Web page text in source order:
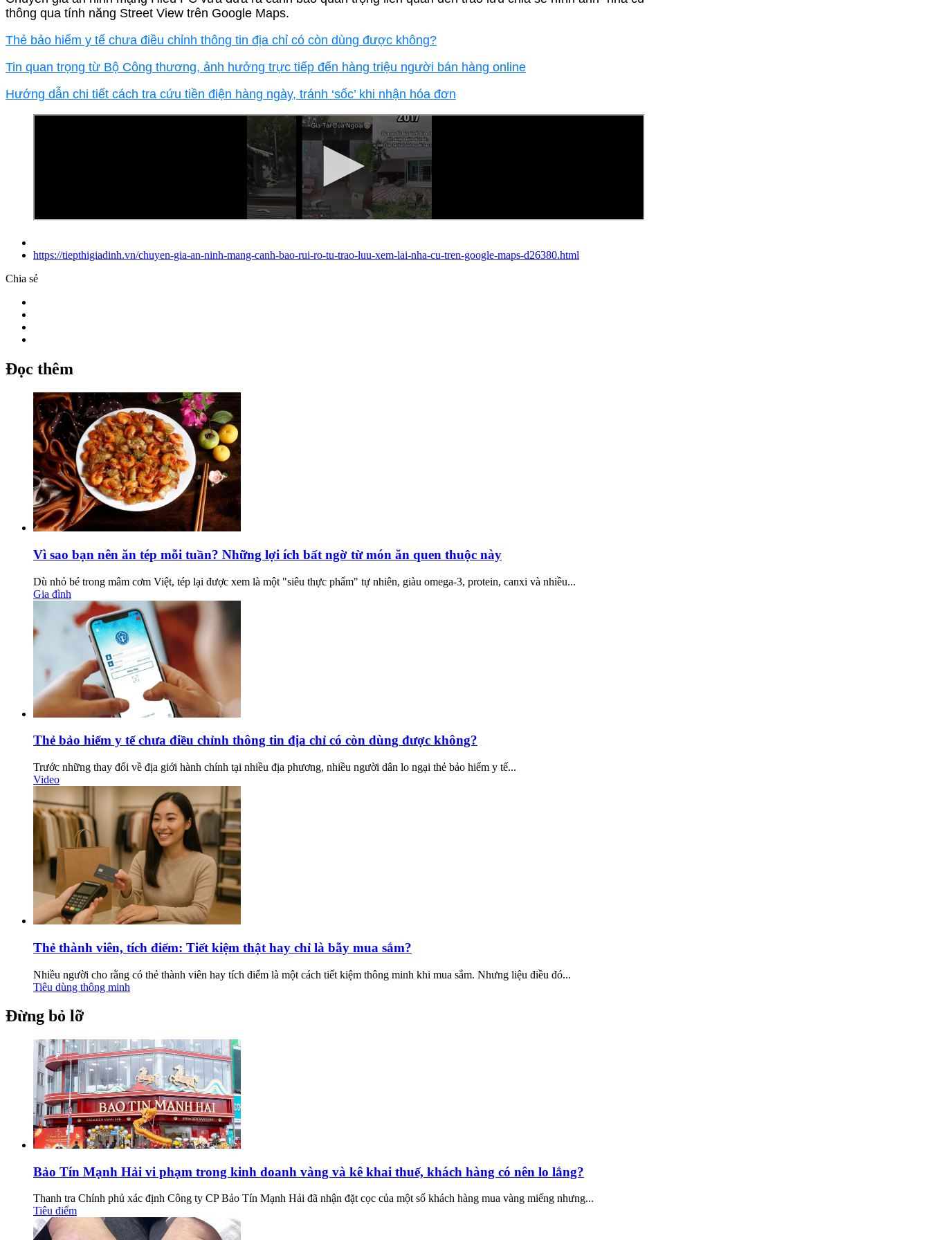
thông qua tính năng Street View trên Google Maps.
Thẻ bảo hiểm y tế chưa điều chỉnh thông tin địa chỉ có còn dùng được không?
Tin quan trọng từ Bộ Công thương, ảnh hưởng trực tiếp đến hàng triệu người bán hàng online
Hướng dẫn chi tiết cách tra cứu tiền điện hàng ngày, tránh ‘sốc’ khi nhận hóa đơn
https://tiepthigiadinh.vn/chuyen-gia-an-ninh-mang-canh-bao-rui-ro-tu-trao-luu-xem-lai-nha-cu-tren-google-maps-d26380.html
Chia sẻ
Đọc thêm
Vì sao bạn nên ăn tép mỗi tuần? Những lợi ích bất ngờ từ món ăn quen thuộc này
Dù nhỏ bé trong mâm cơm Việt, tép lại được xem là một "siêu thực phẩm" tự nhiên, giàu omega-3, protein, canxi và nhiều...
Gia đình
Thẻ bảo hiểm y tế chưa điều chỉnh thông tin địa chỉ có còn dùng được không?
Trước những thay đổi về địa giới hành chính tại nhiều địa phương, nhiều người dân lo ngại thẻ bảo hiểm y tế...
Video
Thẻ thành viên, tích điểm: Tiết kiệm thật hay chỉ là bẫy mua sắm?
Nhiều người cho rằng có thẻ thành viên hay tích điểm là một cách tiết kiệm thông minh khi mua sắm. Nhưng liệu điều đó...
Tiêu dùng thông minh
Đừng bỏ lỡ
Bảo Tín Mạnh Hải vi phạm trong kinh doanh vàng và kê khai thuế, khách hàng có nên lo lắng?
Thanh tra Chính phủ xác định Công ty CP Bảo Tín Mạnh Hải đã nhận đặt cọc của một số khách hàng mua vàng miếng nhưng...
Tiêu điểm